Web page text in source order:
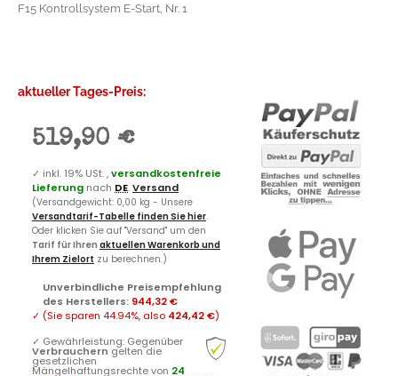
F15 Kontrollsystem E-Start, Nr. 1
aktueller Tages-Preis:
519,90 €
✓ inkl. 19% USt. ,versandkostenfreie
Lieferung nach DE.Versand
(Versandgewicht: 0,00 kg - Unsere
Versandtarif-Tabelle finden Sie hier.
Oder klicken Sie auf "Versand" um den
Tarif für Ihren aktuellen Warenkorb und
Ihrem Zielort zu berechnen.)
Unverbindliche Preisempfehlung
des Herstellers: 944,32 €
✓ (Sie sparen 44.94%, also 424,42 €)
✓ Gewährleistung: Gegenüber
Verbrauchern gelten die
gesetzlichen
Mängelhaftungsrechte von 24